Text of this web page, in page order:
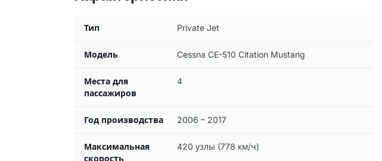
Тип Private Jet
Модель Cessna CE-510 Citation Mustang
Места для
пассажиров
4
Год производства 2006 – 2017
Максимальная
скорость
420 узлы (778 км/ч)